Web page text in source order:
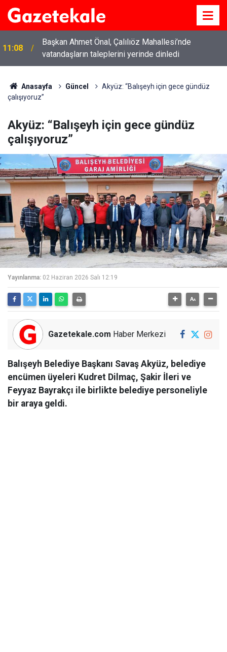
11:08
Başkan Ahmet Önal, Çalılıöz Mahallesi’nde
vatandaşların taleplerini yerinde dinledi
Anasayfa Güncel
Akyüz: “Balışeyh için gece gündüz
çalışıyoruz”
Akyüz: “Balışeyh için gece gündüz
çalışıyoruz”
Yayınlanma: 02 Haziran 2026 Salı 12:19
Gazetekale.com Haber Merkezi
Balışeyh Belediye Başkanı Savaş Akyüz, belediye
encümen üyeleri Kudret Dilmaç, Şakir İleri ve
Feyyaz Bayrakçı ile birlikte belediye personeliyle
bir araya geldi.